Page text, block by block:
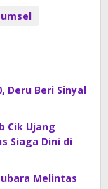
Deru Beri Sinyal
Cik Ujang
Siaga Dini di
Melintas